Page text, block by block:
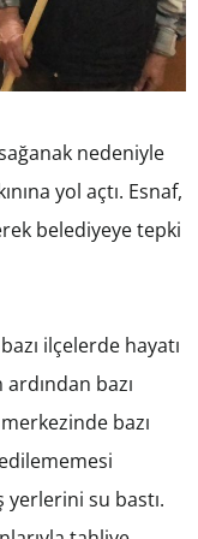
nedeniyle
yol açtı. Esnaf,
belediyeye tepki
ilçelerde hayatı
bazı
bazı
yerlerini su bastı.